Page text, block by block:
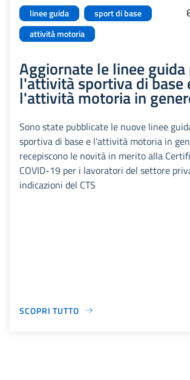
linee guida
sport di base
attività motoria
Aggiornate le linee guida
l'attività sportiva di base
l'attività motoria in
Sono state pubblicate le nuove linee
sportiva di base e l'attività motoria in
recepiscono le novità in merito alla
COVID-19 per i lavoratori del settore
indicazioni del CTS
SCOPRI TUTTO